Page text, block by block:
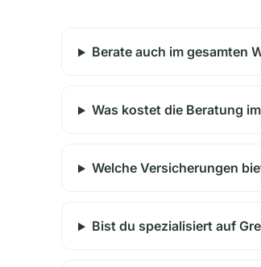
Berate auch im gesamten
Was kostet die Beratung
Welche Versicherungen
Bist du spezialisiert auf